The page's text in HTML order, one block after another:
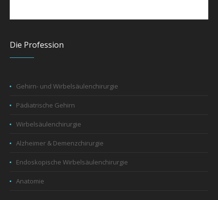
Die Profession
Gehirn- und Wirbelsäulenchirurgie
Pädiatrische Gehirn
Wirbelsäulenchirurgie
Alzheimer & Demenzchirurgie
Endoskopische Wirbelsäulenchirurgie
Anatomie